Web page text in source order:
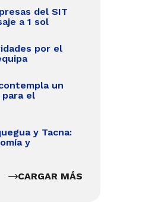
del SIT
a 1 sol
por el
un
el
y Tacna:
y
CARGAR MÁS